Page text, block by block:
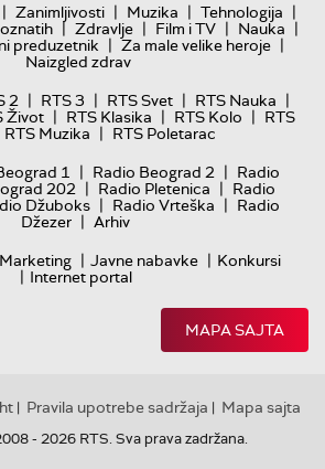
| Zanimljivosti | Muzika | Tehnologija |
| Zdravlje | Film i TV | Nauka |
preduzetnik | Za male velike heroje |
Naizgled zdrav
2 | RTS 3 | RTS Svet | RTS Nauka |
Život | RTS Klasika | RTS Kolo | RTS
RTS Muzika | RTS Poletarac
1 | Radio Beograd 2 | Radio
202 | Radio Pletenica | Radio
Džuboks | Radio Vrteška | Radio
Džezer | Arhiv
Marketing | Javne nabavke | Konkursi
| Internet portal
MAPA SAJTA
| Pravila upotrebe sadržaja | Mapa sajta
- 2026 RTS. Sva prava zadržana.